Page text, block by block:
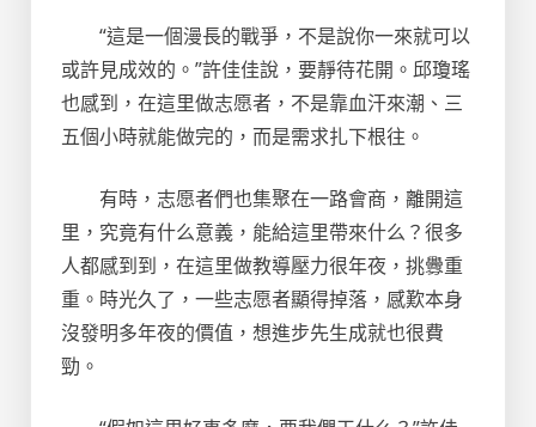
“這是一個漫長的戰爭，不是說你一來就可以
或許見成效的。”許佳佳說，要靜待花開。邱瓊瑤
也感到，在這里做志愿者，不是靠血汗來潮、三
五個小時就能做完的，而是需求扎下根往。
有時，志愿者們也集聚在一路會商，離開這
里，究竟有什么意義，能給這里帶來什么？很多
人都感到到，在這里做教導壓力很年夜，挑釁重
重。時光久了，一些志愿者顯得掉落，感歎本身
沒發明多年夜的價值，想進步先生成就也很費
勁。